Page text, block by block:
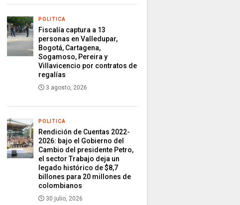
POLITICA
Fiscalía captura a 13
personas en Valledupar,
Bogotá, Cartagena,
Sogamoso, Pereira y
Villavicencio por contratos de
regalías
3 agosto, 2026
POLITICA
Rendición de Cuentas 2022-
2026: bajo el Gobierno del
Cambio del presidente Petro,
el sector Trabajo deja un
legado histórico de $8,7
billones para 20 millones de
colombianos
30 julio, 2026